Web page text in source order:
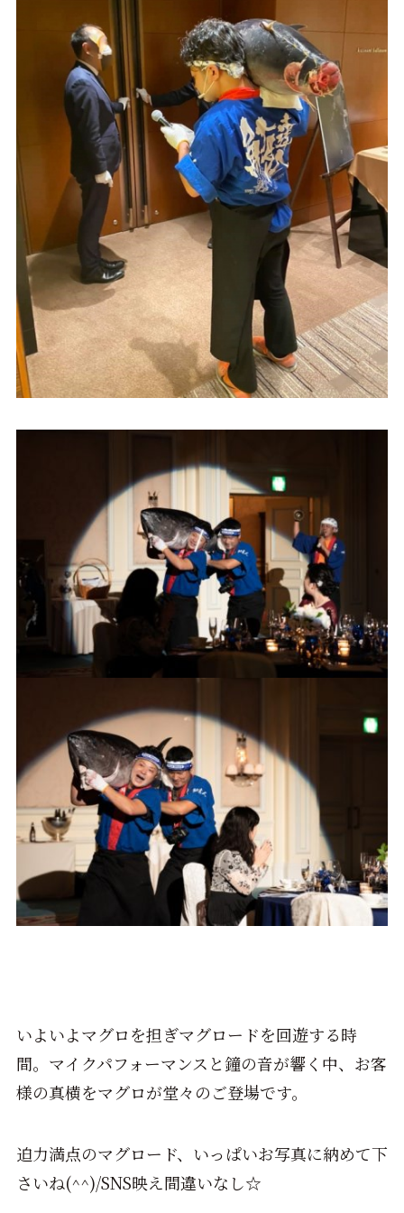
いよいよマグロを担ぎマグロードを回遊する時
間。マイクパフォーマンスと鐘の音が響く中、お客
様の真横をマグロが堂々のご登場です。
迫力満点のマグロード、いっぱいお写真に納めて下
さいね(^^)/SNS映え間違いなし☆